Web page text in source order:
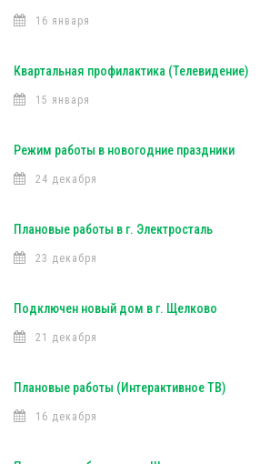
16 января
Квартальная профилактика (Телевидение)
15 января
Режим работы в новогодние праздники
24 декабря
Плановые работы в г. Электросталь
23 декабря
Подключен новый дом в г. Щелково
21 декабря
Плановые работы (Интерактивное ТВ)
16 декабря